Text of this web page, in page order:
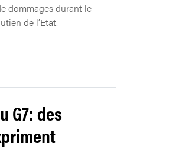
dommages durant le
de l’Etat.
G7: des